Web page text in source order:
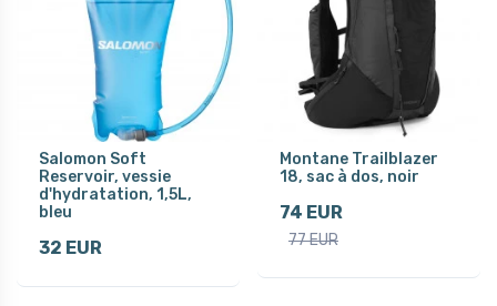
Salomon Soft
Reservoir, vessie
d'hydratation, 1,5L,
bleu
32 EUR
Montane Trailblazer
18, sac à dos, noir
74 EUR
77 EUR